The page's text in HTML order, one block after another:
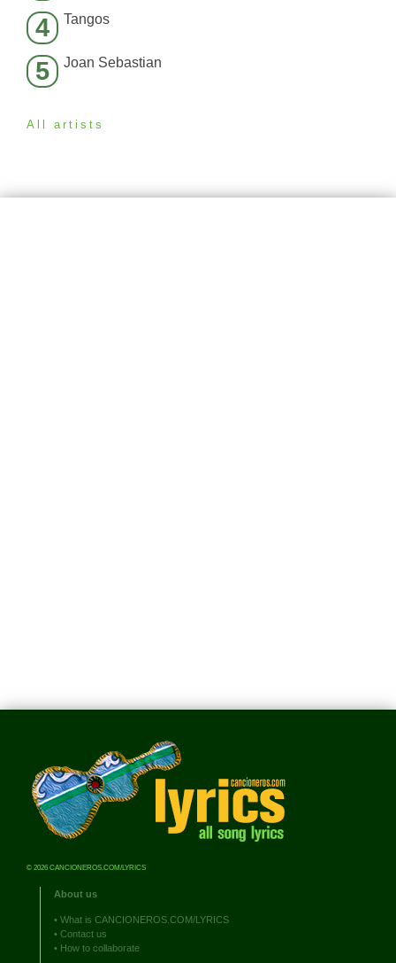
4 Tangos
5 Joan Sebastian
All artists
© 2026 CANCIONEROS.COM/LYRICS
About us
• What is CANCIONEROS.COM/LYRICS
• Contact us
• How to collaborate